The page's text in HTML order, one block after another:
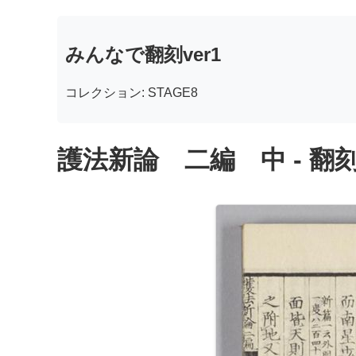
みんなで翻刻ver1
コレクション: STAGE8
護法新論 二編 中 - 翻